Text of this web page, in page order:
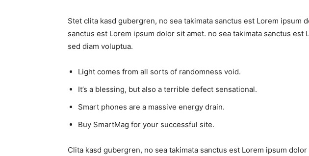
Stet clita kasd gubergren, no sea takimata sanctus est Lorem ipsum
sanctus est Lorem ipsum dolor sit amet. no sea takimata sanctus est
sed diam voluptua.
Light comes from all sorts of randomness void.
It’s a blessing, but also a terrible defect sensational.
Smart phones are a massive energy drain.
Buy SmartMag for your successful site.
Clita kasd gubergren, no sea takimata sanctus est Lorem ipsum